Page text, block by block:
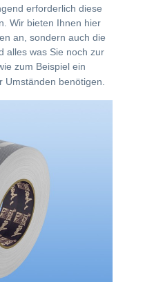
erforderlich diese
Wir bieten Ihnen hier
an, sondern auch die
alles was Sie noch zur
zum Beispiel ein
benötigen.